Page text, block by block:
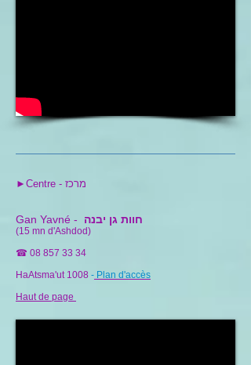
Gan Yavné - חוות גן יבנה
(15 mn d'Ashdod)
☎ 08 857 33 34
HaAtsma'ut 1008 - Plan d'accès
Haut de page